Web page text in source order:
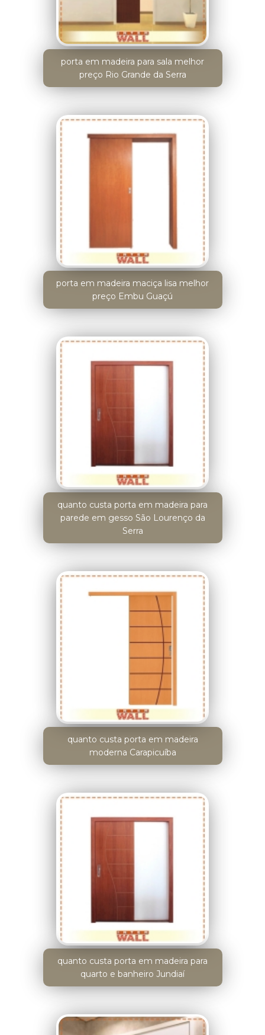
porta em madeira para sala melhor
preço Rio Grande da Serra
porta em madeira maciça lisa melhor
preço Embu Guaçú
quanto custa porta em madeira para
parede em gesso São Lourenço da
Serra
quanto custa porta em madeira
moderna Carapicuíba
quanto custa porta em madeira para
quarto e banheiro Jundiaí